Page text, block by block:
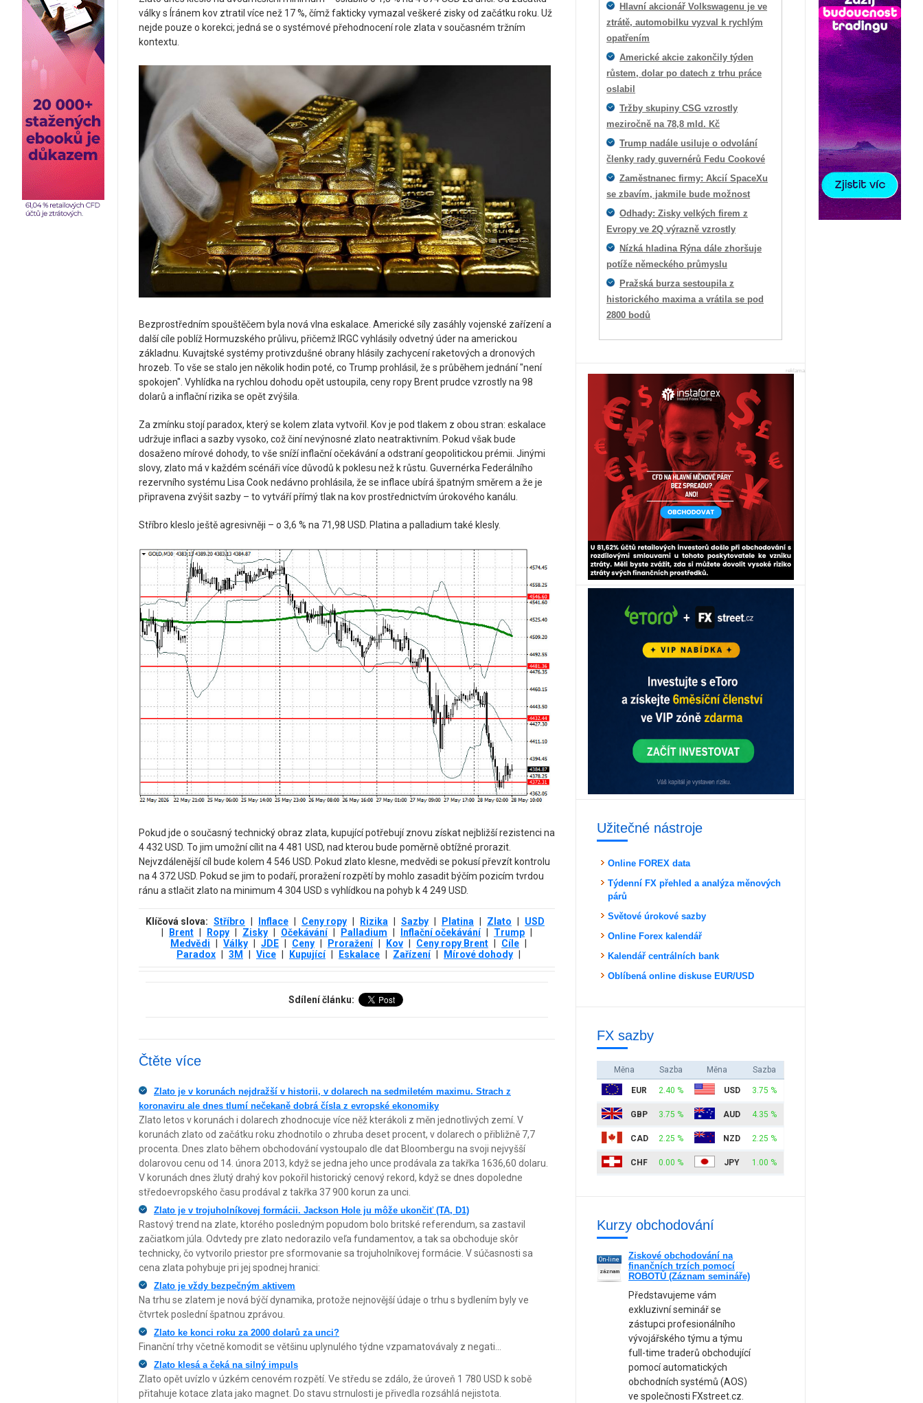
války s Íránem kov ztratil více než 17 %, čímž fakticky vymazal veškeré zisky od začátku roku. Už
nejde pouze o korekci; jedná se o systémové přehodnocení role zlata v současném tržním
kontextu.
Bezprostředním spouštěčem byla nová vlna eskalace. Americké síly zasáhly vojenské zařízení a
další cíle poblíž Hormuzského průlivu, přičemž IRGC vyhlásily odvetný úder na americkou
základnu. Kuvajtské systémy protivzdušné obrany hlásily zachycení raketových a dronových
hrozeb. To vše se stalo jen několik hodin poté, co Trump prohlásil, že s průběhem jednání "není
spokojen". Vyhlídka na rychlou dohodu opět ustoupila, ceny ropy Brent prudce vzrostly na 98
dolarů a inflační rizika se opět zvýšila.
Za zmínku stojí paradox, který se kolem zlata vytvořil. Kov je pod tlakem z obou stran: eskalace
udržuje inflaci a sazby vysoko, což činí nevýnosné zlato neatraktivním. Pokud však bude
dosaženo mírové dohody, to vše sníží inflační očekávání a odstraní geopolitickou prémii. Jinými
slovy, zlato má v každém scénáři více důvodů k poklesu než k růstu. Guvernérka Federálního
rezervního systému Lisa Cook nedávno prohlásila, že se inflace ubírá špatným směrem a že je
připravena zvýšit sazby – to vytváří přímý tlak na kov prostřednictvím úrokového kanálu.
Stříbro kleslo ještě agresivněji – o 3,6 % na 71,98 USD. Platina a palladium také klesly.
Pokud jde o současný technický obraz zlata, kupující potřebují znovu získat nejbližší rezistenci na
4 432 USD. To jim umožní cílit na 4 481 USD, nad kterou bude poměrně obtížné prorazit.
Nejvzdálenější cíl bude kolem 4 546 USD. Pokud zlato klesne, medvědi se pokusí převzít kontrolu
na 4 372 USD. Pokud se jim to podaří, proražení rozpětí by mohlo zasadit býčím pozicím tvrdou
ránu a stlačit zlato na minimum 4 304 USD s vyhlídkou na pohyb k 4 249 USD.
Klíčová slova: Stříbro Inflace Ceny ropy Rizika Sazby Platina Zlato
USD
Brent Ropy Zisky Očekávání Palladium Inflační očekávání Trump
Medvědi
Války JDE Ceny Proražení Kov Ceny ropy Brent Cíle
Paradox
3М Vice Kupující Eskalace Zařízení Mírové dohody
Sdílení článku:
Čtěte více
Zlato je v korunách nejdražší v historii, v dolarech na sedmiletém maximu. Strach z
koronaviru ale dnes tlumí nečekaně dobrá čísla z evropské ekonomiky
Zlato letos v korunách i dolarech zhodnocuje více něž kterákoli z měn jednotlivých zemí. V
korunách zlato od začátku roku zhodnotilo o zhruba deset procent, v dolarech o přibližně 7,7
procenta. Dnes zlato během obchodování vystoupalo dle dat Bloombergu na svoji nejvyšší
dolarovou cenu od 14. února 2013, když se jedna jeho unce prodávala za takřka 1636,60 dolaru.
V korunách dnes žlutý drahý kov pokořil historický cenový rekord, když se dnes dopoledne
středoevropského času prodával z takřka 37 900 korun za unci.
Zlato je v trojuholníkovej formácii. Jackson Hole ju môže ukončiť (TA, D1)
Rastový trend na zlate, ktorého posledným popudom bolo britské referendum, sa zastavil
začiatkom júla. Odvtedy pre zlato nedorazilo veľa fundamentov, a tak sa obchoduje skôr
technicky, čo vytvorilo priestor pre sformovanie sa trojuholníkovej formácie. V súčasnosti sa
cena zlata pohybuje pri jej spodnej hranici:
Zlato je vždy bezpečným aktivem
Na trhu se zlatem je nová býčí dynamika, protože nejnovější údaje o trhu s bydlením byly ve
čtvrtek poslední špatnou zprávou.
Zlato ke konci roku za 2000 dolarů za unci?
Finanční trhy včetně komodit se většinu uplynulého týdne vzpamatovávaly z negati...
Zlato klesá a čeká na silný impuls
Zlato opět uvízlo v úzkém cenovém rozpětí. Ve středu se zdálo, že úroveň 1 780 USD k sobě
přitahuje kotace zlata jako magnet. Do stavu strnulosti je přivedla rozsáhlá nejistota.
Hlavní akcionář Volkswagenu je ve
ztrátě, automobilku vyzval k rychlým
opatřením
Americké akcie zakončily týden
růstem, dolar po datech z trhu práce
oslabil
Tržby skupiny CSG vzrostly
meziročně na 78,8 mld. Kč
Trump nadále usiluje o odvolání
členky rady guvernérů Fedu Cookové
Zaměstnanec firmy: Akcií SpaceXu
se zbavím, jakmile bude možnost
Odhady: Zisky velkých firem z
Evropy ve 2Q výrazně vzrostly
Nízká hladina Rýna dále zhoršuje
potíže německého průmyslu
Pražská burza sestoupila z
historického maxima a vrátila se pod
2800 bodů
reklama
Užitečné nástroje
Online FOREX data
Týdenní FX přehled a analýza měnových
párů
Světové úrokové sazby
Online Forex kalendář
Kalendář centrálních bank
Oblíbená online diskuse EUR/USD
FX sazby
Měna Sazba Měna Sazba
EUR 2.40 % USD 3.75 %
GBP 3.75 % AUD 4.35 %
CAD 2.25 % NZD 2.25 %
CHF 0.00 % JPY 1.00 %
Kurzy obchodování
On-line
záznam
Ziskové obchodování na
finančních trzích pomocí
ROBOTŮ (Záznam semináře)
Představujeme vám
exkluzivní seminář se
zástupci profesionálního
vývojářského týmu a týmu
full-time traderů obchodující
pomocí automatických
obchodních systémů (AOS)
ve společnosti FXstreet.cz.